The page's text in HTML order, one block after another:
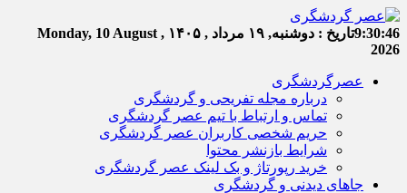
9:30:47تاریخ : دوشنبه, ۱۹ مرداد , ۱۴۰۵
Monday, 10 August ,
2026
عصرگردشگری
درباره مجله تفریحی و گردشگری
تماس و ارتباط با تیم عصر گردشگری
حریم شخصی کاربران عصر گردشگری
شرایط بازنشر محتوا
خرید رپورتاژ و بک لینک عصر گردشگری
جاهای دیدنی و گردشگری